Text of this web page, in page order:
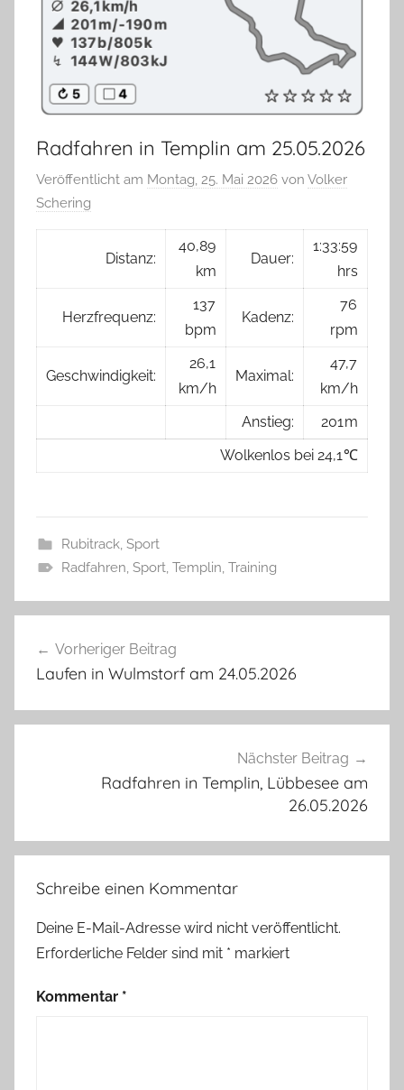
Radfahren in Templin am 25.05.2026
Veröffentlicht am Montag, 25. Mai 2026 von Volker
Schering
Distanz:
40,89
km
Dauer:
1:33:59
hrs
Herzfrequenz:
137
bpm
Kadenz:
76
rpm
Geschwindigkeit:
26,1
km/h
Maximal:
47,7
km/h
Anstieg:
201 m
Wolkenlos bei 24,1 ℃
Rubitrack, Sport
Radfahren, Sport, Templin, Training
Vorheriger Beitrag
Laufen in Wulmstorf am 24.05.2026
Nächster Beitrag
Radfahren in Templin, Lübbesee am
26.05.2026
Schreibe einen Kommentar
Deine E-Mail-Adresse wird nicht veröffentlicht.
Erforderliche Felder sind mit * markiert
Kommentar *